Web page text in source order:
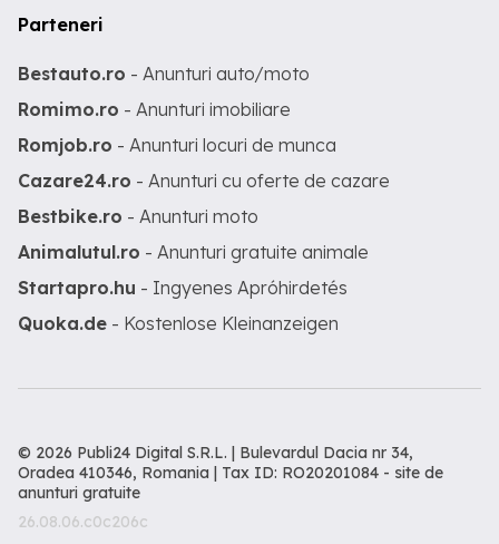
Parteneri
Bestauto.ro - Anunturi auto/moto
Romimo.ro - Anunturi imobiliare
Romjob.ro - Anunturi locuri de munca
Cazare24.ro - Anunturi cu oferte de cazare
Bestbike.ro - Anunturi moto
Animalutul.ro - Anunturi gratuite animale
Startapro.hu - Ingyenes Apróhirdetés
Quoka.de - Kostenlose Kleinanzeigen
© 2026 Publi24 Digital S.R.L. | Bulevardul Dacia nr 34,
Oradea 410346, Romania | Tax ID: RO20201084 - site de
anunturi gratuite
26.08.06.c0c206c